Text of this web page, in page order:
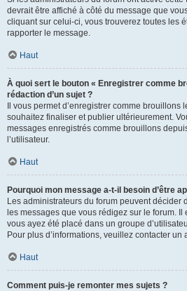
devrait être affiché à côté du message que
cliquant sur celui-ci, vous trouverez toutes les
rapporter le message.
Haut
À quoi sert le bouton « Enregistrer comme
rédaction d’un sujet ?
Il vous permet d’enregistrer comme brouillons
souhaitez finaliser et publier ultérieurement.
messages enregistrés comme brouillons
l’utilisateur.
Haut
Pourquoi mon message a-t-il besoin d’être
Les administrateurs du forum peuvent décider
les messages que vous rédigez sur le forum.
vous ayez été placé dans un groupe
Pour plus d’informations, veuillez contacter un
Haut
Comment puis-je remonter mes sujets ?